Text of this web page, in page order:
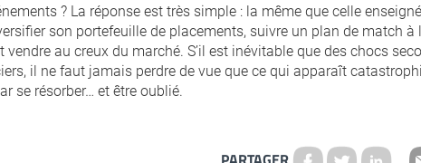
? La réponse est très simple : la même que celle
son portefeuille de placements, suivre un plan de match à
au creux du marché. S’il est inévitable que des chocs
il ne faut jamais perdre de vue que ce qui apparaît
se résorber… et être oublié.